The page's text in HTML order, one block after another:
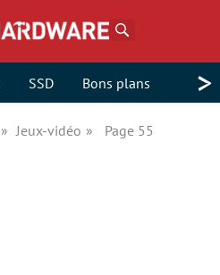
SSD Bons plans >
Jeux-vidéo Page 55